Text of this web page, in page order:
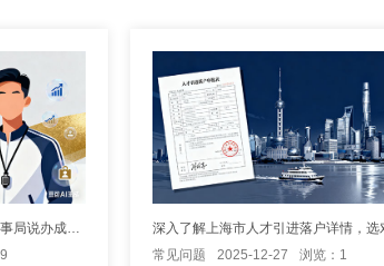
办理上海户口（人才引进），人事局说办成功后收5000,这是合理费用吗
常见问题
2025-12-27 浏览：1